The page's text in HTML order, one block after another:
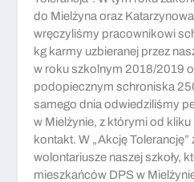
do Mielżyna oraz
wręczyliśmy pracownikowi
kg karmy uzbieranej przez
w roku szkolnym 2018/2019
podopiecznym schroniska
samego dnia odwiedziliśmy
w Mielżynie, z którymi od kliku
kontakt. W „Akcję
wolontariusze naszej szkoły,
mieszkańców DPS w